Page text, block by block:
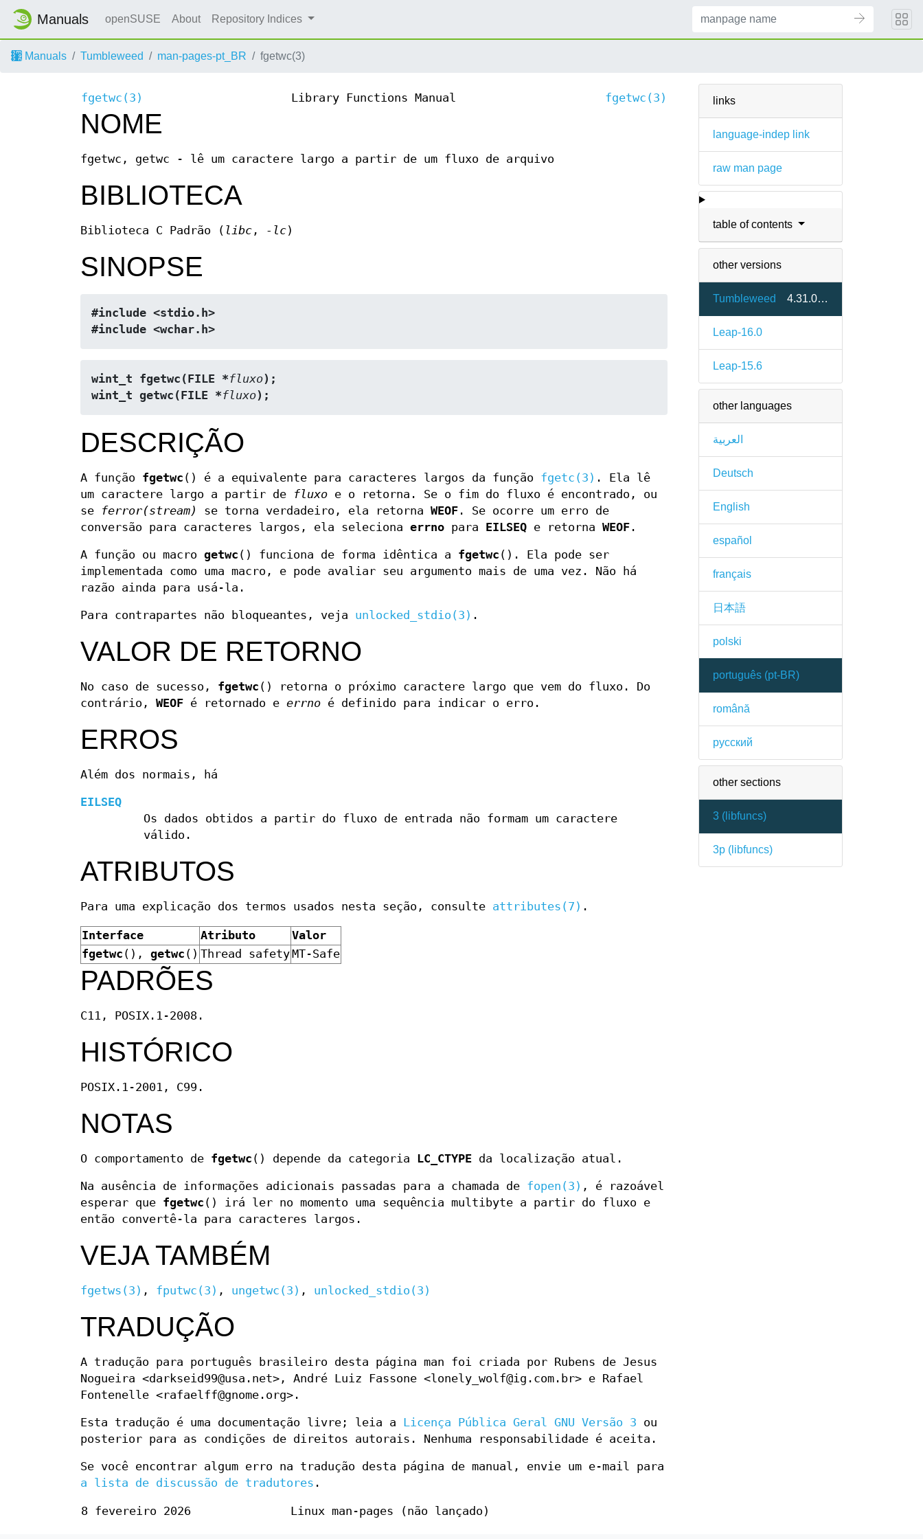
Manuals openSUSE About Repository Indices
Manuals Tumbleweed man-pages-pt_BR fgetwc(3)
links
language-indep link
raw man page
table of contents
other versions
Tumbleweed 4.31.0-1.2
Leap-16.0
Leap-15.6
other languages
العربية
Deutsch
English
español
français
日本語
polski
português (pt-BR)
română
русский
other sections
3 ( libfuncs)
3p ( libfuncs)
fgetwc(3) Library Functions Manual fgetwc(3)
NOME
fgetwc, getwc - lê um caractere largo a partir de um fluxo de arquivo
BIBLIOTECA
Biblioteca C Padrão ( libc , -lc)
SINOPSE
#include <stdio.h>
#include <wchar.h>
wint_t fgetwc(FILE *fluxo);
wint_t getwc(FILE *fluxo);
DESCRIÇÃO
A função fgetwc () é a equivalente para caracteres largos da função fgetc(3) . Ela lê
um caractere largo a partir de
fluxo e o retorna. Se o fim do fluxo é encontrado, ou
se
ferror(stream) se torna verdadeiro, ela retorna WEOF . Se ocorre um erro de
conversão para caracteres largos, ela seleciona errno para EILSEQ e retorna WEOF .
A função ou macro getwc () funciona de forma idêntica a fgetwc (). Ela pode ser
implementada como uma macro, e pode avaliar seu argumento mais de uma vez. Não há
razão ainda para usá-la.
Para contrapartes não bloqueantes, veja unlocked_stdio(3) .
VALOR DE RETORNO
No caso de sucesso, fgetwc () retorna o próximo caractere largo que vem do fluxo. Do
contrário, WEOF é retornado e errno é definido para indicar o erro.
ERROS
Além dos normais, há
EILSEQ
Os dados obtidos a partir do fluxo de entrada não formam um caractere
válido.
ATRIBUTOS
Para uma explicação dos termos usados nesta seção, consulte attributes(7) .
Interface Atributo
Valor
fgetwc (), getwc () Thread safety MT-Safe
PADRÕES
C11, POSIX.1-2008.
HISTÓRICO
POSIX.1-2001, C99.
NOTAS
O comportamento de fgetwc () depende da categoria LC_CTYPE da localização atual.
Na ausência de informações adicionais passadas para a chamada de fopen(3) , é razoável
esperar que fgetwc () irá ler no momento uma sequência multibyte a partir do fluxo e
então convertê-la para caracteres largos.
VEJA TAMBÉM
fgetws(3) , fputwc(3) , ungetwc(3) , unlocked_stdio(3)
TRADUÇÃO
A tradução para português brasileiro desta página man foi criada por Rubens de Jesus
Nogueira <darkseid99@usa.net>, André Luiz Fassone <lonely_wolf@ig.com.br> e Rafael
Fontenelle <rafaelff@gnome.org>.
Esta tradução é uma documentação livre; leia a Licença Pública Geral GNU Versão 3 ou
posterior para as condições de direitos autorais. Nenhuma responsabilidade é aceita.
Se você encontrar algum erro na tradução desta página de manual, envie um e-mail para
a lista de discussão de tradutores .
8 fevereiro 2026 Linux man-pages (não lançado)